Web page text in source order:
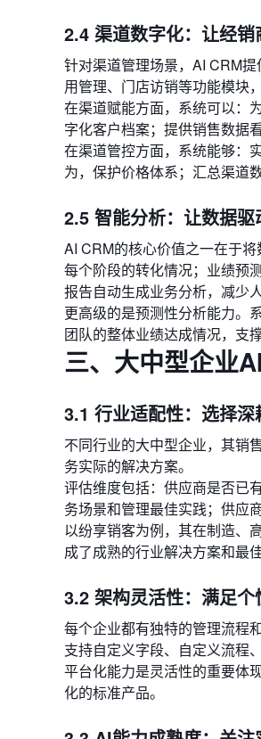
2.4 渠道数字化：让经
针对渠道管理场景，AI CRM
用管理、门店访销等功能模块
在渠道赋能方面，系统可以：
字化客户档案；提供销售数据
在渠道管控方面，系统能够：
为，保护价格体系；汇总渠道
2.5 智能分析：让数据
AI CRM的核心价值之一在于
每个阶段的转化情况；业绩预
报告自动生成业务分析，减少
更高级的是预测性分析能力。
团队的整体业绩达成情况，支
三、大中型企业
3.1 行业适配性：选择
不同行业的大中型企业，其销
务实际的解决方案。
评估维度包括：供应商是否已
务场景和管理最佳实践；供应
以纷享销客为例，其在制造、
成了成熟的行业解决方案和最
3.2 架构灵活性：满足
每个企业都有独特的管理流程
支持自定义字段、自定义流程
平台化能力是灵活性的重要体
化的标准产品。